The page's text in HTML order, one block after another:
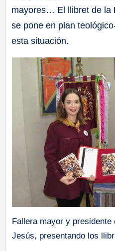
mayores… El llibret de la
se pone en plan
esta situación.
Fallera mayor y presidente
Jesús, presentando los